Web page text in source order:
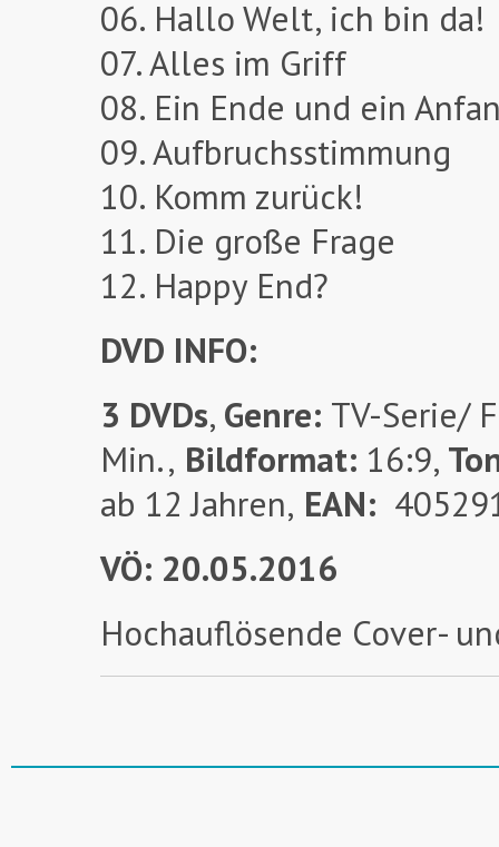
06. Hallo Welt, ich bin da!
07. Alles im Griff
08. Ein Ende und ein
09. Aufbruchsstimmung
10. Komm zurück!
11. Die große Frage
12. Happy End?
DVD INFO:
3 DVDs, Genre: TV-Serie/
Min., Bildformat: 16:9,
ab 12 Jahren, EAN:
VÖ: 20.05.2016
Hochauflösende Cover-